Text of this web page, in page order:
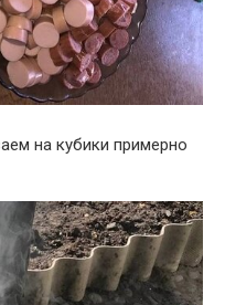
на кубики примерно